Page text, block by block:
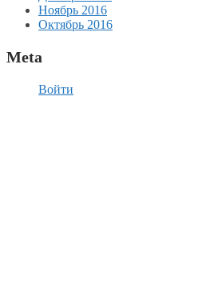
Ноябрь 2016
Октябрь 2016
Meta
Войти